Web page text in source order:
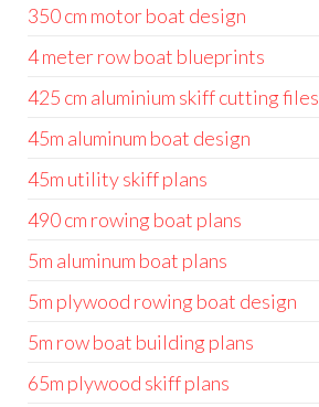
350 cm motor boat design
4 meter row boat blueprints
425 cm aluminium skiff cutting files
45m aluminum boat design
45m utility skiff plans
490 cm rowing boat plans
5m aluminum boat plans
5m plywood rowing boat design
5m row boat building plans
65m plywood skiff plans